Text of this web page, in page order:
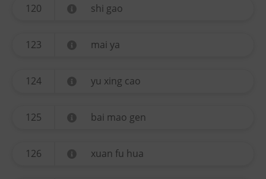
120 shi gao
123 mai ya
124 yu xing cao
125 bai mao gen
126 xuan fu hua